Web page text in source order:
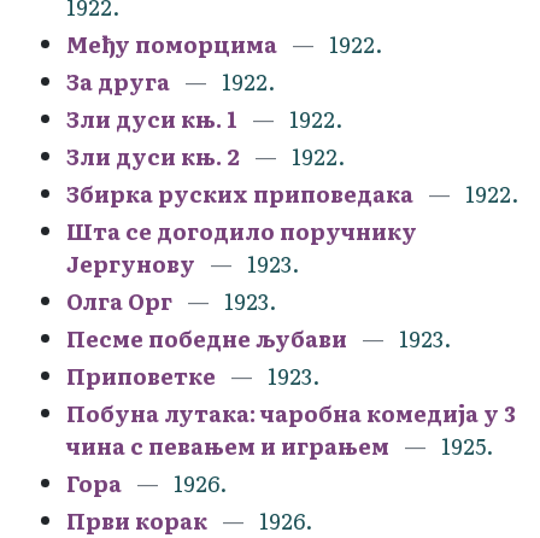
Међу поморцима
1922.
За друга
1922.
Зли дуси књ. 1
1922.
Зли дуси књ. 2
1922.
Збирка руских приповедака
1922.
Шта се догодило поручнику
Јергунову
1923.
Олга Орг
1923.
Песме победне љубави
1923.
Приповетке
1923.
Побуна лутака: чаробна комедија у 3
чина с певањем и играњем
1925.
Гора
1926.
Први корак
1926.